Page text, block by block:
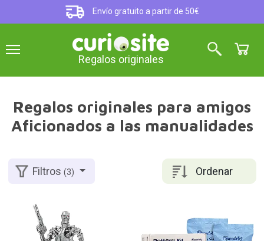
Envío gratuito a partir de 50€
Regalos originales
Regalos originales para amigos
Aficionados a las manualidades
Ordenar
Filtros(3)